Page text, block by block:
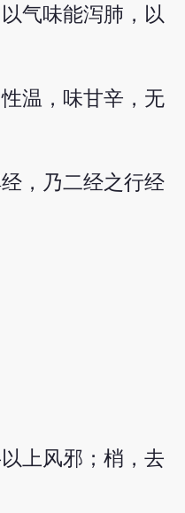
气味能泻肺，以
温，味甘辛，无
，乃二经之行经
上风邪；梢，去